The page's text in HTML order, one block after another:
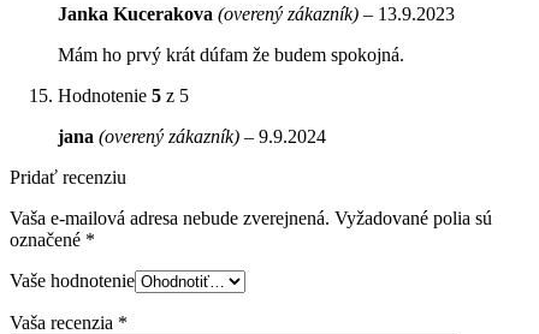
Janka Kucerakova (overený zákazník) – 13.9.2023
Mám ho prvý krát dúfam že budem spokojná.
Hodnotenie 5 z 5
jana (overený zákazník) – 9.9.2024
Pridať recenziu
Vaša e-mailová adresa nebude zverejnená. Vyžadované polia sú
označené *
Vaše hodnotenie
Vaša recenzia *